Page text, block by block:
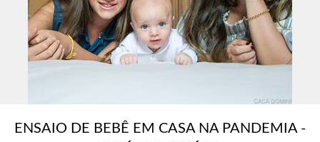
ENSAIO DE BEBÊ EM CASA NA PANDEMIA -